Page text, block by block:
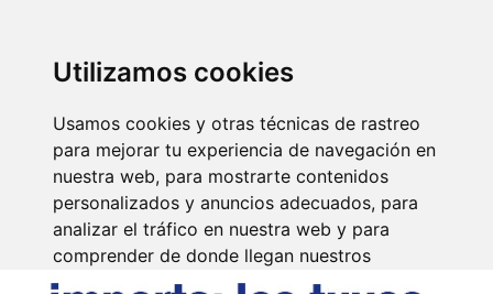
Utilizamos cookies
Usamos cookies y otras técnicas de rastreo
para mejorar tu experiencia de navegación en
nuestra web, para mostrarte contenidos
personalizados y anuncios adecuados, para
analizar el tráfico en nuestra web y para
comprender de donde llegan nuestros
visitantes.